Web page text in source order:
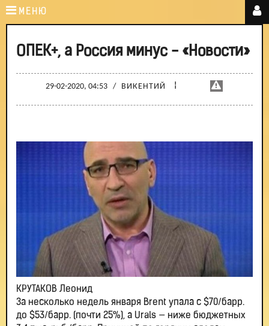
МЕНЮ
ОПЕК+, а Россия минус - «Новости»
29-02-2020, 04:53 / ВИКЕНТИЙ ¦
КРУТАКОВ Леонид
За несколько недель января Brent упала с $70/барр.
до $53/барр. (почти 25%), а Urals — ниже бюджетных